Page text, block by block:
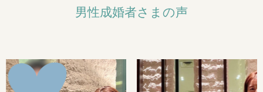
男性成婚者さまの声